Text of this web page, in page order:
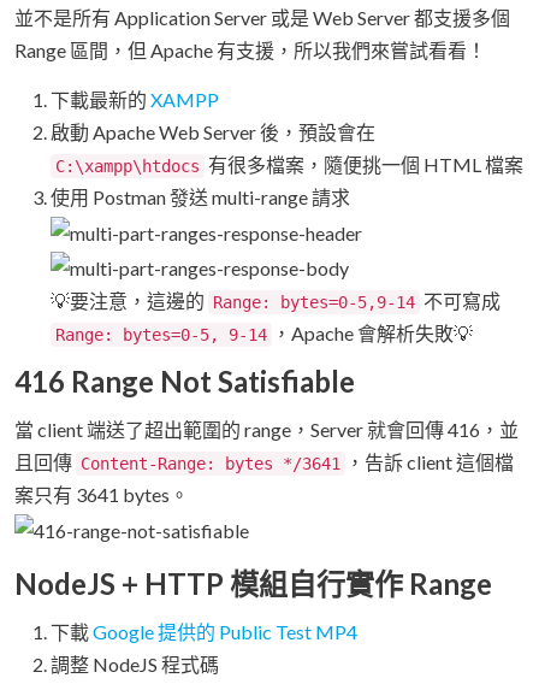
並不是所有 Application Server 或是 Web Server 都支援多個
Range 區間，但 Apache 有支援，所以我們來嘗試看看！
下載最新的 XAMPP
啟動 Apache Web Server 後，預設會在
C:\xampp\htdocs 有很多檔案，隨便挑一個 HTML 檔案
使用 Postman 發送 multi-range 請求
💡要注意，這邊的 Range: bytes=0-5,9-14 不可寫成
Range: bytes=0-5, 9-14 ，Apache 會解析失敗💡
416 Range Not Satisfiable
當 client 端送了超出範圍的 range，Server 就會回傳 416，並
且回傳 Content-Range: bytes */3641
，告訴 client 這個檔
案只有 3641 bytes。
NodeJS + HTTP 模組自行實作 Range
下載Google 提供的 Public Test MP4
調整 NodeJS 程式碼